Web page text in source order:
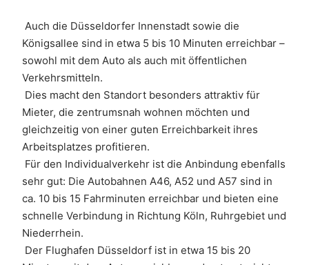
Königsallee sind in etwa 5 bis 10 Minuten erreichbar –
sowohl mit dem Auto als auch mit öffentlichen
Verkehrsmitteln.
Mieter, die zentrumsnah wohnen möchten und
gleichzeitig von einer guten Erreichbarkeit ihres
Arbeitsplatzes profitieren.
sehr gut: Die Autobahnen A46, A52 und A57 sind in
ca. 10 bis 15 Fahrminuten erreichbar und bieten eine
schnelle Verbindung in Richtung Köln, Ruhrgebiet und
Niederrhein.